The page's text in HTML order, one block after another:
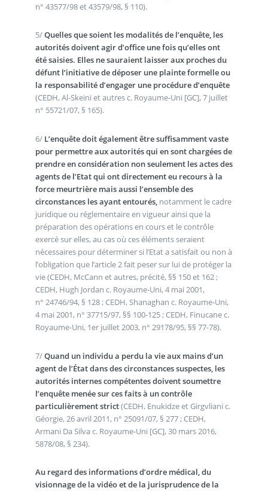
n° 43577/98 et 43579/98, § 110).
5/Quelles que soient les modalités de l’enquête, les
autorités doivent agir d’office une fois qu’elles ont
été saisies. Elles ne sauraient laisser aux proches du
défunt l’initiative de déposer une plainte formelle ou
la responsabilité d’engager une procédure d’enquête
(CEDH, Al-Skeini et autres c. Royaume-Uni [GC], 7 juillet
n° 55721/07, § 165).
6/ L’enquête doit également être suffisamment vaste
pour permettre aux autorités qui en sont chargées de
prendre en considération non seulement les actes des
agents de l’Etat qui ont directement eu recours à la
force meurtrière mais aussi l’ensemble des
circonstances les ayant entourés,notamment le cadre
juridique ou réglementaire en vigueur ainsi que la
préparation des opérations en cours et le contrôle
exercé sur elles, au cas où ces éléments seraient
nécessaires pour déterminer si l’Etat a satisfait ou non à
l’obligation que l’article 2 fait peser sur lui de protéger la
vie (CEDH, McCann et autres, précité, §§ 150 et 162 ;
CEDH, Hugh Jordan c. Royaume-Uni, 4 mai 2001,
n° 24746/94, § 128 ; CEDH, Shanaghan c. Royaume-Uni,
4 mai 2001, n° 37715/97, §§ 100-125 ; CEDH, Finucane c.
Royaume-Uni, 1er juillet 2003, n° 29178/95, §§ 77-78).
7/Quand un individu a perdu la vie aux mains d’un
agent de l’État dans des circonstances suspectes, les
autorités internes compétentes doivent soumettre
l’enquête menée sur ces faits à un contrôle
particulièrement strict(CEDH, Enukidze et Girgvliani c.
Géorgie, 26 avril 2011, n° 25091/07, § 277 ; CEDH,
Armani Da Silva c. Royaume-Uni [GC], 30 mars 2016,
5878/08, § 234).
Au regard des informations d’ordre médical, du
visionnage de la vidéo et de la jurisprudence de la